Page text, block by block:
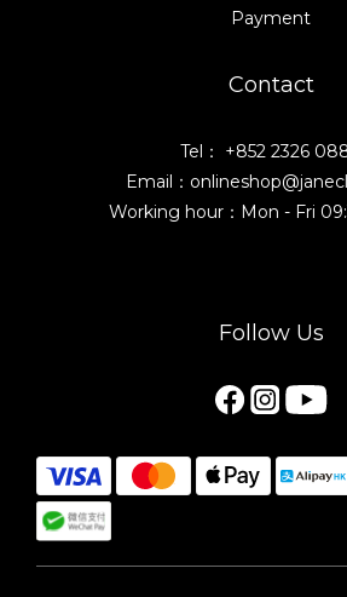
Payment
Contact
Tel： +852 2326
Email：
Working hour：Mon - Fri
Follow Us